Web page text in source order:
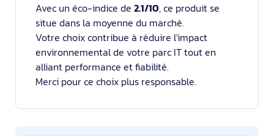
Avec un éco-indice de 2.1/10, ce produit se
situe dans la moyenne du marché.
Votre choix contribue à réduire l'impact
environnemental de votre parc IT tout en
alliant performance et fiabilité.
Merci pour ce choix plus responsable.